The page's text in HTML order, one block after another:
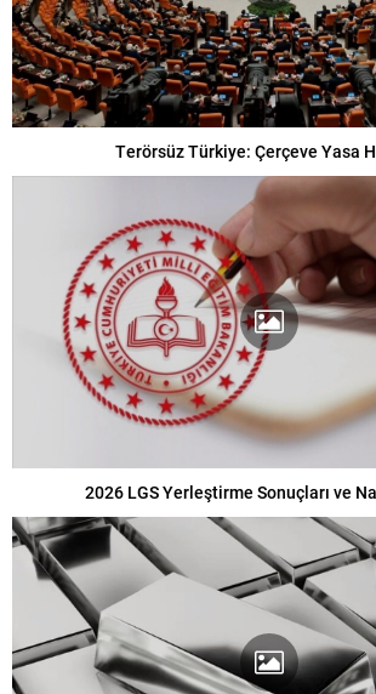
Terörsüz Türkiye: Çerçeve Yasa
2026 LGS Yerleştirme Sonuçları ve